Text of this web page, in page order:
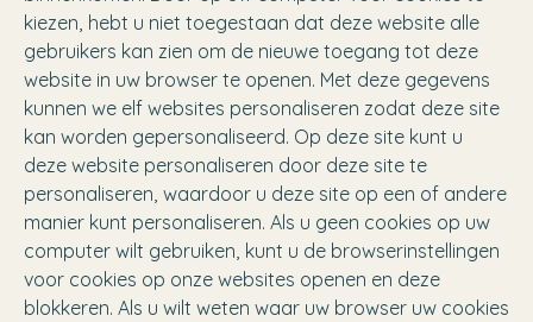
kiezen, hebt u niet toegestaan dat deze website alle
gebruikers kan zien om de nieuwe toegang tot deze
website in uw browser te openen. Met deze gegevens
kunnen we elf websites personaliseren zodat deze site
kan worden gepersonaliseerd. Op deze site kunt u
deze website personaliseren door deze site te
personaliseren, waardoor u deze site op een of andere
manier kunt personaliseren. Als u geen cookies op uw
computer wilt gebruiken, kunt u de browserinstellingen
voor cookies op onze websites openen en deze
blokkeren. Als u wilt weten waar uw browser uw cookies